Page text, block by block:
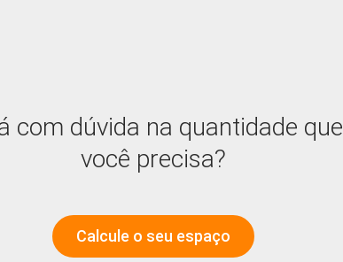
com dúvida na quantidade que
você precisa?
Calcule o seu espaço